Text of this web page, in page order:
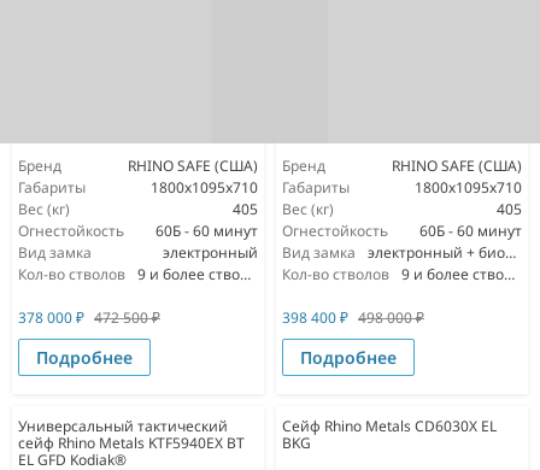
Бренд
RHINO SAFE (США)
Габариты
1800x1095x710
Вес (кг)
405
Огнестойкость
60Б - 60 минут
Вид замка
электронный
Кол-во стволов
9 и более стволов
378 000₽ 472 500₽
Подробнее
Бренд
RHINO SAFE (США)
Габариты
1800x1095x710
Вес (кг)
405
Огнестойкость
60Б - 60 минут
Вид замка
электронный + биометрический
Кол-во стволов
9 и более стволов
398 400₽ 498 000₽
Подробнее
Универсальный тактический
сейф Rhino Metals KTF5940EX BT
EL GFD Kodiak®
Сейф Rhino Metals CD6030X EL
BKG